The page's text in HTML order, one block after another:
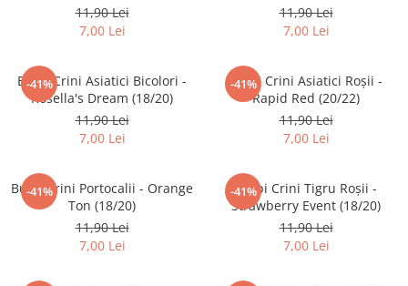
Trandafiri urcatori
De masa
Pentru vin
11,90 Lei
7,00 Lei
11,90 Lei
7,00 Lei
-41%
Bulbi Crini Asiatici Bicolori -
Rosella's Dream (18/20)
11,90 Lei
7,00 Lei
-41%
Bulbi Crini Asiatici Roșii -
Rapid Red (20/22)
11,90 Lei
7,00 Lei
-41%
Bulbi Crini Portocalii - Orange
Ton (18/20)
11,90 Lei
7,00 Lei
-41%
Bulbi Crini Tigru Roșii -
Strawberry Event (18/20)
11,90 Lei
7,00 Lei